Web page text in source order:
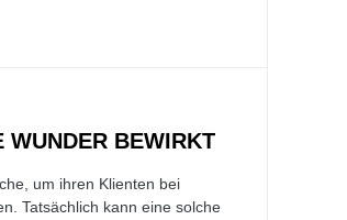
WUNDER BEWIRKT
um ihren Klienten bei
Tatsächlich kann eine solche